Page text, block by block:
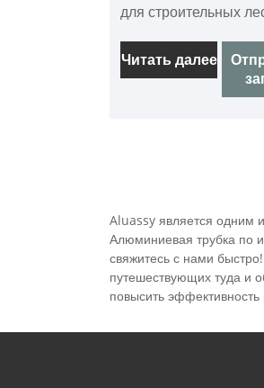
для строительных
Читать далее
Aluassy является одним
Алюминиевая трубка по
свяжитесь с нами
путешествующих туда и
повысить эффективность